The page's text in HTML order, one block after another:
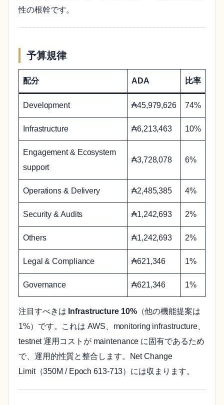
性の根幹です。
予算規律
配分 ADA 比率
Development ₳45,979,626 74%
Infrastructure ₳6,213,463 10%
Engagement & Ecosystem
support
₳3,728,078 6%
Operations & Delivery ₳2,485,385 4%
Security & Audits ₳1,242,693 2%
Others ₳1,242,693 2%
Legal & Compliance ₳621,346 1%
Governance ₳621,346 1%
注目すべきは Infrastructure 10%（他の機能提案は
1%）です。これは AWS、monitoring infrastructure、
testnet 運用コストが maintenance に固有であるため
で、運用的性質と整合します。Net Change
Limit（350M / Epoch 613-713）には収まります。